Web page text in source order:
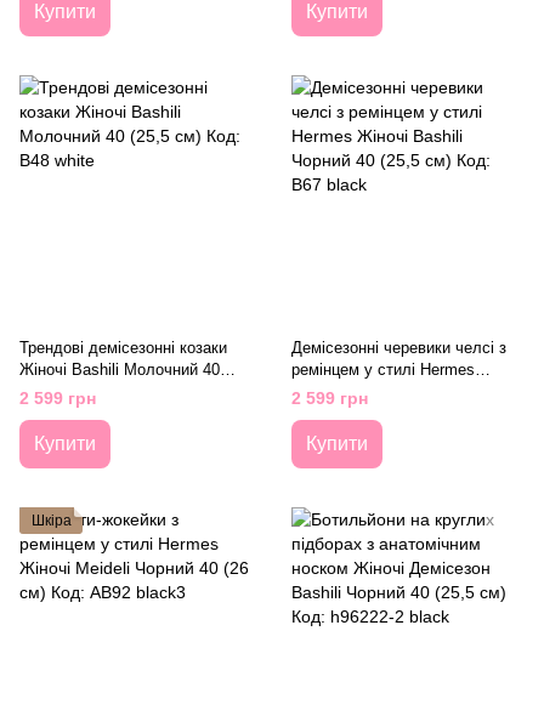
Купити Купити
Трендові демісезонні козаки
Жіночі Bashili Молочний 40
(25,5 см) Код: B48 white
2 599 грн
Купити
Демісезонні черевики челсі з
ремінцем у стилі Hermes
Жіночі Bashili Чорний 40 (25,5
см) Код: B67 black
2 599 грн
Купити
Шкіра